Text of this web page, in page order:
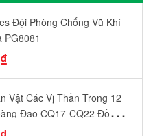
Đội Phòng Chống Vũ Khí
PG8081
Vật Các Vị Thần Trong 12
Đạo CQ17-CQ22 Đồ
Mô Hình Yêu Thích